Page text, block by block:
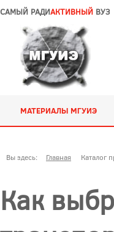
САМЫЙ РАДИАКТИВНЫЙ ВУЗ
МАТЕРИАЛЫ МГУИЭ
Вы здесь: Главная Каталог
Как